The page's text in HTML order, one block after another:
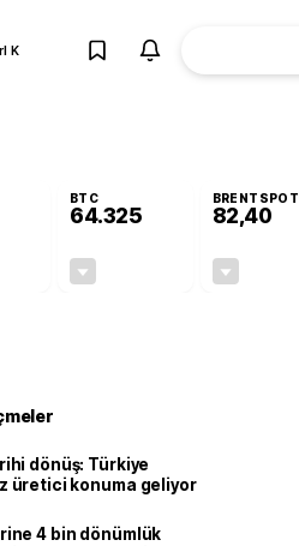
K
BTC
64.325
BRENTSPOT
82,40
dönüş: Türkiye
üretici konuma geliyor
4 bin dönümlük